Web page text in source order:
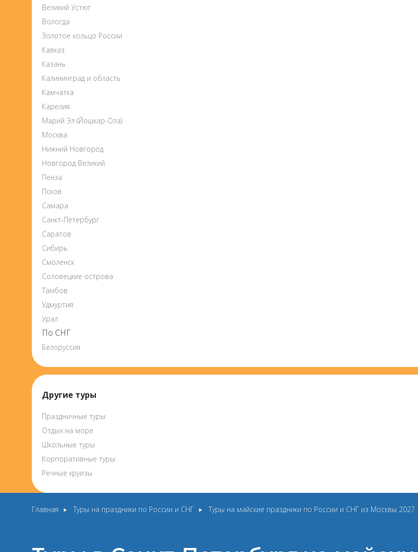
Великий Устюг
Вологда
Золотое кольцо России
Кавказ
Казань
Калининград и область
Камчатка
Карелия
Марий Эл (Йошкар-Ола)
Москва
Нижний Новгород
Новгород Великий
Пенза
Псков
Самара
Санкт-Петербург
Саратов
Сибирь
Смоленск
Соловецкие острова
Тамбов
Удмуртия
Урал
По СНГ
Белоруссия
Другие туры
Праздничные туры
Отдых на море
Школьные туры
Корпоративные туры
Речные круизы
Главная Туры на праздники по России и СНГ Туры на майские праздники по России и СНГ из Москвы 2027